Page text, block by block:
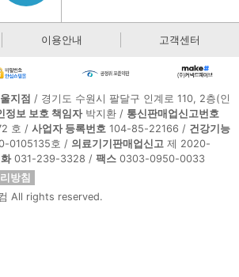
이용안내 고객센터
지점 / 경기도 수원시 팔달구 인계로 110, 2층(인
정보 보호 책임자박지환 / 통신판매업신고번호
호 / 사업자 등록번호 104-85-22166 / 건강기능
0105135호 / 의료기기판매업신고 제 2020-
031-239-3328 / 팩스 0303-0950-0033
방침
All rights reserved.